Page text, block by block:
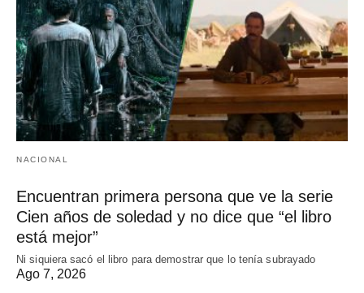
NACIONAL
Encuentran primera persona que ve la serie
Cien años de soledad y no dice que “el libro
está mejor”
Ni siquiera sacó el libro para demostrar que lo tenía subrayado
Ago 7, 2026